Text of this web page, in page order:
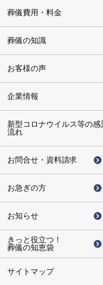
葬儀費用・料金
葬儀の知識
お客様の声
企業情報
新型コロナウイルス等の
流れ
お問合せ・ 資料請求
お急ぎの方
お知らせ
きっと役立つ！
葬儀の知恵袋
サイトマップ